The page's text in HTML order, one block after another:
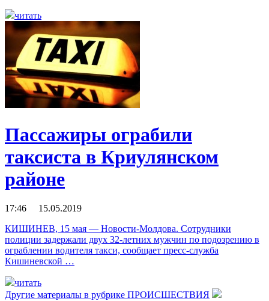
читать
Пассажиры ограбили
таксиста в Криулянском
районе
17:46 15.05.2019
КИШИНЕВ, 15 мая — Новости-Молдова. Сотрудники
полиции задержали двух 32-летних мужчин по подозрению в
ограблении водителя такси, сообщает пресс-служба
Кишиневской …
читать
Другие материалы в рубрике ПРОИСШЕСТВИЯ